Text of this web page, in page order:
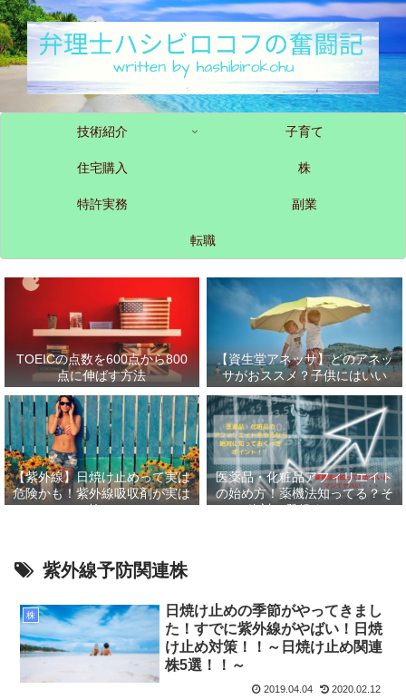
技術紹介 子育て
住宅購入 株
特許実務 副業
転職
TOEICの点数を600点から800
点に伸ばす方法
【資生堂アネッサ】どのアネッ
サがおススメ？子供にはいい
の？
【紫外線】日焼け止めって実は
危険かも！紫外線吸収剤が実は
怖い
医薬品・化粧品アフィリエイト
の始め方！薬機法知ってる？そ
して絶対に登録すべきASP６
紫外線予防関連株
株
日焼け止めの季節がやってきまし
た！すでに紫外線がやばい！日焼
け止め対策！！～日焼け止め関連
株5選！！～
2019.04.04 2020.02.12